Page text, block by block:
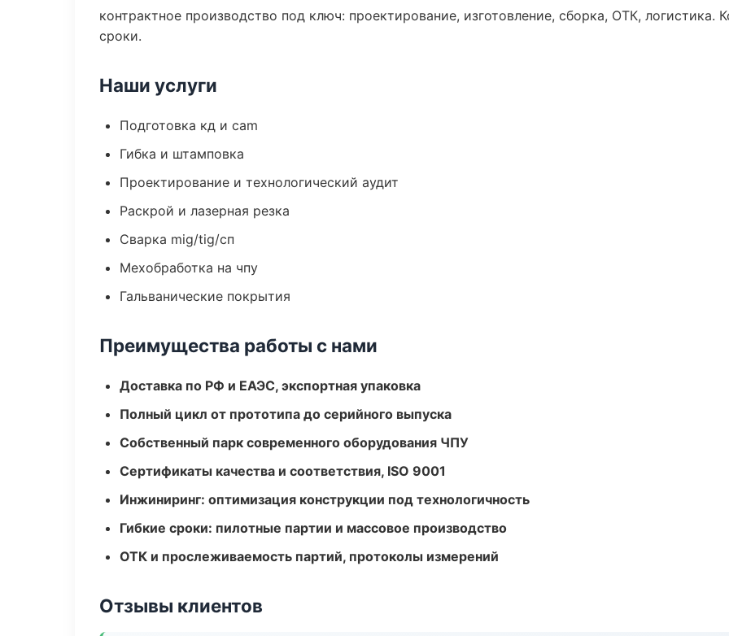
контрактное производство под ключ: проектирование, изготовление, сборка, ОТК, логистика.
сроки.
Наши услуги
Подготовка кд и cam
Гибка и штамповка
Проектирование и технологический аудит
Раскрой и лазерная резка
Сварка mig/tig/сп
Мехобработка на чпу
Гальванические покрытия
Преимущества работы с нами
Доставка по РФ и ЕАЭС, экспортная упаковка
Полный цикл от прототипа до серийного выпуска
Собственный парк современного оборудования ЧПУ
Сертификаты качества и соответствия, ISO 9001
Инжиниринг: оптимизация конструкции под технологичность
Гибкие сроки: пилотные партии и массовое производство
ОТК и прослеживаемость партий, протоколы измерений
Отзывы клиентов